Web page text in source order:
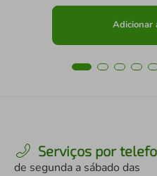
Adicionar
Serviços por
de segunda a sábado das